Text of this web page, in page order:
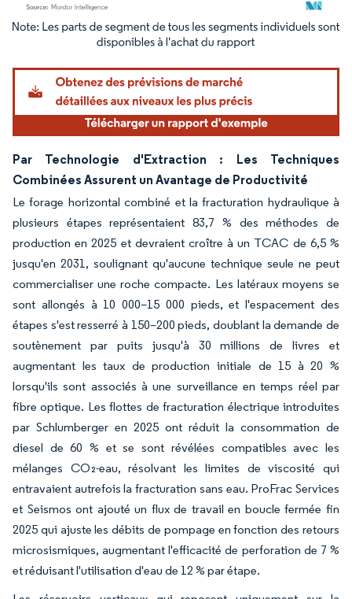
Image © Mordor Intelligence. La réutilisation nécessite une attribution sous CC BY
Par Technologie d'Extraction : Les Techniques
Combinées Assurent un Avantage de Productivité
Le forage horizontal combiné et la fracturation hydraulique à
plusieurs étapes représentaient 83,7 % des méthodes de
production en 2025 et devraient croître à un TCAC de 6,5 %
jusqu'en 2031, soulignant qu'aucune technique seule ne peut
commercialiser une roche compacte. Les latéraux moyens se
sont allongés à 10 000–15 000 pieds, et l'espacement des
étapes s'est resserré à 150–200 pieds, doublant la demande de
soutènement par puits jusqu'à 30 millions de livres et
augmentant les taux de production initiale de 15 à 20 %
lorsqu'ils sont associés à une surveillance en temps réel par
fibre optique. Les flottes de fracturation électrique introduites
par Schlumberger en 2025 ont réduit la consommation de
diesel de 60 % et se sont révélées compatibles avec les
mélanges CO₂-eau, résolvant les limites de viscosité qui
entravaient autrefois la fracturation sans eau. ProFrac Services
et Seismos ont ajouté un flux de travail en boucle fermée fin
2025 qui ajuste les débits de pompage en fonction des retours
microsismiques, augmentant l'efficacité de perforation de 7 %
et réduisant l'utilisation d'eau de 12 % par étape.